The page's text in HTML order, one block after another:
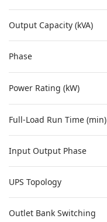
Output Capacity (kVA)
Phase
Power Rating (kW)
Full-Load Run Time (min)
Input Output Phase
UPS Topology
Outlet Bank Switching